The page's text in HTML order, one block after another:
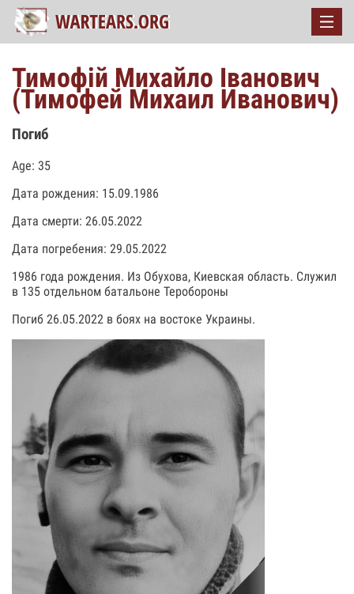
Тимофій Михайло Іванович
(Тимофей Михаил Иванович)
Погиб
Age: 35
Дата рождения: 15.09.1986
Дата смерти: 26.05.2022
Дата погребения: 29.05.2022
1986 года рождения. Из Обухова, Киевская область. Служил
в 135 отдельном батальоне Теробороны
Погиб 26.05.2022 в боях на востоке Украины.